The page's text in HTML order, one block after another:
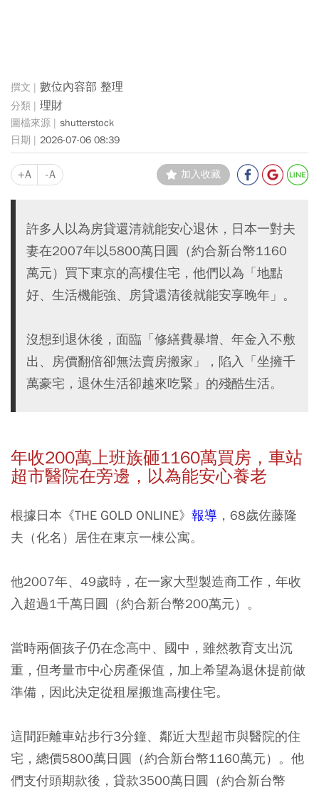
數位內容部 整理
理財
shutterstock
2026-07-06 08:39
+A -A 加入收藏
許多人以為房貸還清就能安心退休，日本一對夫
妻在2007年以5800萬日圓（約合新台幣1160
萬元）買下東京的高樓住宅，他們以為「地點
好、生活機能強、房貸還清後就能安享晚年」。
沒想到退休後，面臨「修繕費暴增、年金入不敷
出、房價翻倍卻無法賣房搬家」，陷入「坐擁千
萬豪宅，退休生活卻越來吃緊」的殘酷生活。
年收200萬上班族砸1160萬買房，車站
超市醫院在旁邊，以為能安心養老
根據日本《THE GOLD ONLINE》 報導 ，68歲佐藤隆
夫（化名）居住在東京一棟公寓。
他2007年、49歲時，在一家大型製造商工作，年收
入超過1千萬日圓（約合新台幣200萬元）。
當時兩個孩子仍在念高中、國中，雖然教育支出沉
重，但考量市中心房產保值，加上希望為退休提前做
準備，因此決定從租屋搬進高樓住宅。
這間距離車站步行3分鐘、鄰近大型超市與醫院的住
宅，總價5800萬日圓（約合新台幣1160萬元）。 他
們支付頭期款後，貸款3500萬日圓（約合新台幣